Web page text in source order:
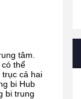
tâm.
thể
cả hai
bi Hub
bi trung